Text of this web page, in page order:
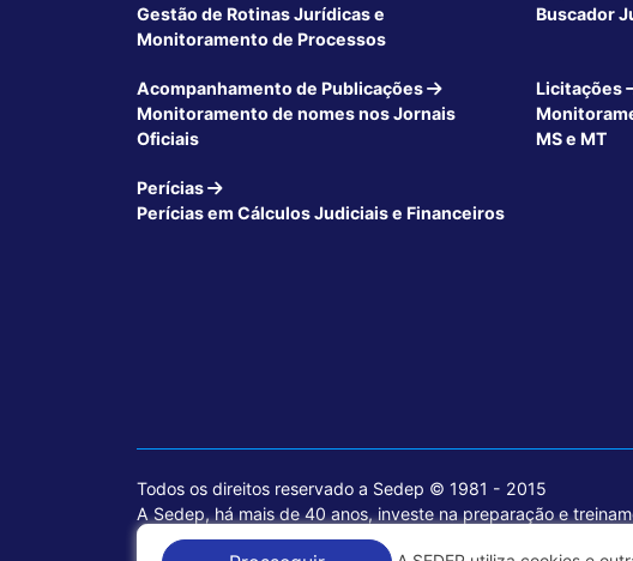
Gestão de Rotinas Jurídicas e
Monitoramento de Processos
Buscador
Acompanhamento de Publicações
Monitoramento de nomes nos Jornais
Oficiais
Licitações
MS e MT
Perícias
Perícias em Cálculos Judiciais e Financeiros
Todos os direitos reservado a Sedep © 1981 - 2015
A Sedep, há mais de 40 anos, investe na preparação e
voltados para a área jurídica, que contemplam informações